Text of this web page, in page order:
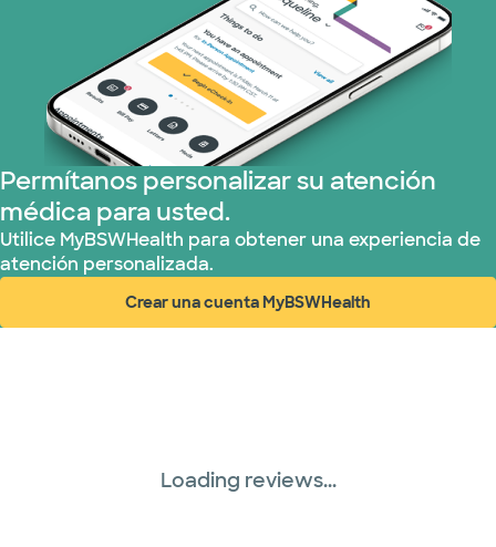
Permítanos personalizar su atención
médica para usted.
Utilice MyBSWHealth para obtener una experiencia de
atención personalizada.
Crear una cuenta MyBSWHealth
(abre en ventana nueva)
Loading reviews...